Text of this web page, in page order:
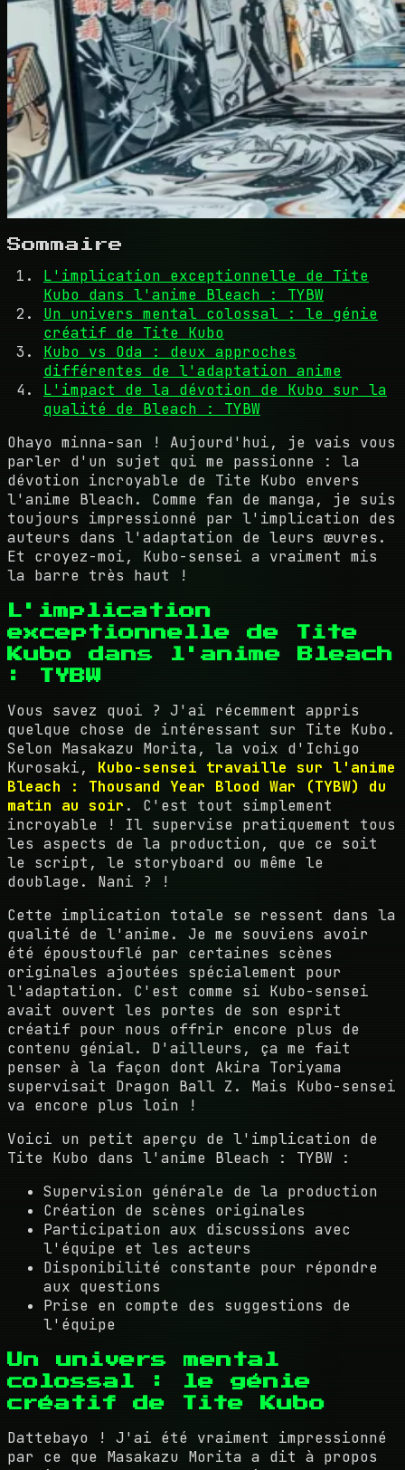
Sommaire
L'implication exceptionnelle de Tite
Kubo dans l'anime Bleach : TYBW
Un univers mental colossal : le génie
créatif de Tite Kubo
Kubo vs Oda : deux approches
différentes de l'adaptation anime
L'impact de la dévotion de Kubo sur la
qualité de Bleach : TYBW
Ohayo minna-san ! Aujourd'hui, je vais vous
parler d'un sujet qui me passionne : la
dévotion incroyable de Tite Kubo envers
l'anime Bleach. Comme fan de manga, je suis
toujours impressionné par l'implication des
auteurs dans l'adaptation de leurs œuvres.
Et croyez-moi, Kubo-sensei a vraiment mis
la barre très haut !
L'implication
exceptionnelle de Tite
Kubo dans l'anime Bleach
: TYBW
Vous savez quoi ? J'ai récemment appris
quelque chose de intéressant sur Tite Kubo.
Selon Masakazu Morita, la voix d'Ichigo
Kurosaki, Kubo-sensei travaille sur l'anime
Bleach : Thousand Year Blood War (TYBW) du
matin au soir . C'est tout simplement
incroyable ! Il supervise pratiquement tous
les aspects de la production, que ce soit
le script, le storyboard ou même le
doublage. Nani ? !
Cette implication totale se ressent dans la
qualité de l'anime. Je me souviens avoir
été époustouflé par certaines scènes
originales ajoutées spécialement pour
l'adaptation. C'est comme si Kubo-sensei
avait ouvert les portes de son esprit
créatif pour nous offrir encore plus de
contenu génial. D'ailleurs, ça me fait
penser à la façon dont Akira Toriyama
supervisait Dragon Ball Z. Mais Kubo-sensei
va encore plus loin !
Voici un petit aperçu de l'implication de
Tite Kubo dans l'anime Bleach : TYBW :
Supervision générale de la production
Création de scènes originales
Participation aux discussions avec
l'équipe et les acteurs
Disponibilité constante pour répondre
aux questions
Prise en compte des suggestions de
l'équipe
Un univers mental
colossal : le génie
créatif de Tite Kubo
Dattebayo ! J'ai été vraiment impressionné
par ce que Masakazu Morita a dit à propos